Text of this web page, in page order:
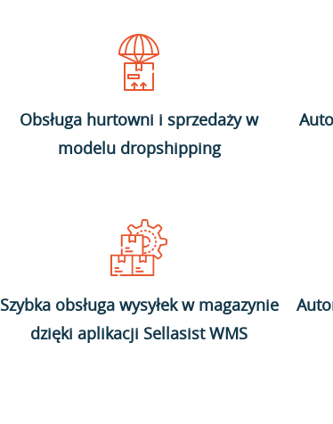
Obsługa hurtowni i sprzedaży w
modelu dropshipping
Szybka obsługa wysyłek w magazynie
dzięki aplikacji Sellasist WMS